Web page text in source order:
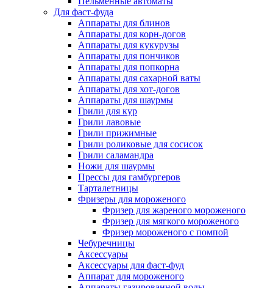
Для фаст-фуда
Аппараты для блинов
Аппараты для корн-догов
Аппараты для кукурузы
Аппараты для пончиков
Аппараты для попкорна
Аппараты для сахарной ваты
Аппараты для хот-догов
Аппараты для шаурмы
Грили для кур
Грили лавовые
Грили прижимные
Грили роликовые для сосисок
Грили саламандра
Ножи для шаурмы
Прессы для гамбургеров
Тарталетницы
Фризеры для мороженого
Фризер для жареного мороженого
Фризер для мягкого мороженого
Фризер мороженого с помпой
Чебуречницы
Аксессуары
Аксессуары для фаст-фуд
Аппарат для мороженого